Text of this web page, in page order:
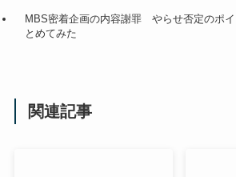
MBS密着企画の内容謝罪 やらせ否定のポイ
とめてみた
関連記事